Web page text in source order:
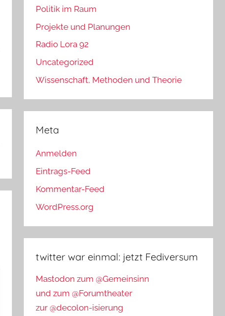
Politik im Raum
Projekte und Planungen
Radio Lora 92
Uncategorized
Wissenschaft, Methoden und Theorie
Meta
Anmelden
Eintrags-Feed
Kommentar-Feed
WordPress.org
twitter war einmal: jetzt Fediversum
Mastodon zum @Gemeinsinn
und zum @Forumtheater
zur @decolon-isierung